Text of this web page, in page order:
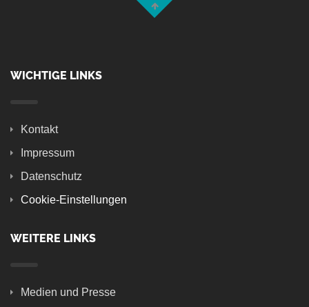
WICHTIGE LINKS
Kontakt
Impressum
Datenschutz
Cookie-Einstellungen
WEITERE LINKS
Medien und Presse